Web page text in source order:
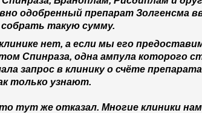
одобренный препарат Золгенсма
такую сумму.
нет, а если мы его
Спинраза, одна ампула которого
запрос в клинику о счёте
только узнают.
тут же отказал. Многие клиники